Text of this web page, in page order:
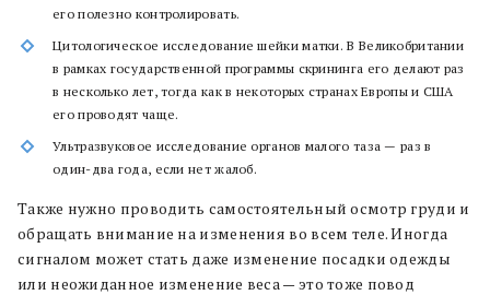
его полезно контролировать.
Цитологическое исследование шейки матки. В Великобритании
в рамках государственной программы скрининга его делают раз
в несколько лет, тогда как в некоторых странах Европы и США
его проводят чаще.
Ультразвуковое исследование органов малого таза — раз в
один-два года, если нет жалоб.
Также нужно проводить самостоятельный осмотр груди и
обращать внимание на изменения во всем теле. Иногда
сигналом может стать даже изменение посадки одежды
или неожиданное изменение веса — это тоже повод